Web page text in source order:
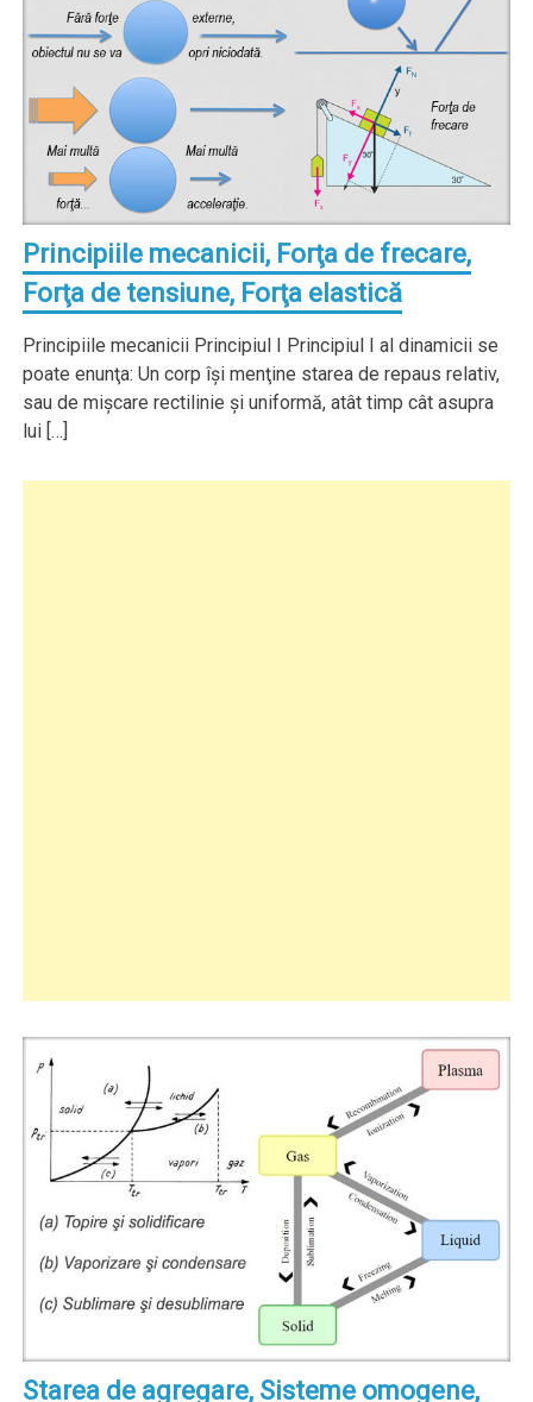
Principiile mecanicii, Forţa de frecare,
Forţa de tensiune, Forţa elastică
Principiile mecanicii Principiul I Principiul I al dinamicii se
poate enunţa: Un corp îşi menţine starea de repaus relativ,
sau de mişcare rectilinie şi uniformă, atât timp cât asupra
lui […]
Starea de agregare, Sisteme omogene,